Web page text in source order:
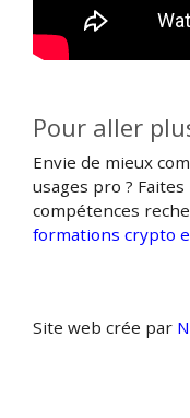
Pour aller
Envie de mieux
usages pro ?
compétences
formations crypto
Site web crée par